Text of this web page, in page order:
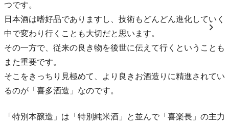
つです。
日本酒は嗜好品でありますし、技術もどんどん進化していく
中で変わり行くことも大切だと思います。
その一方で、従来の良き物を後世に伝えて行くということも
また重要です。
そこをきっちり見極めて、より良きお酒造りに精進されてい
るのが「喜多酒造」なのです。
「特別本醸造」は「特別純米酒」と並んで「喜楽長」の主力